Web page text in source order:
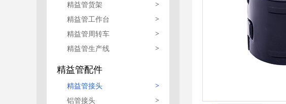
精益管货架 >
精益管工作台 >
精益管周转车 >
精益管生产线 >
精益管配件
精益管接头 >
铝管接头 >